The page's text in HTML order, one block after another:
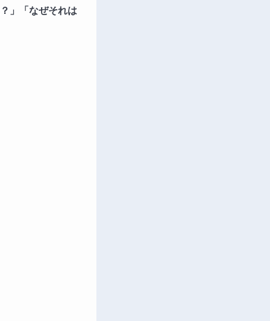
」「なぜそれは